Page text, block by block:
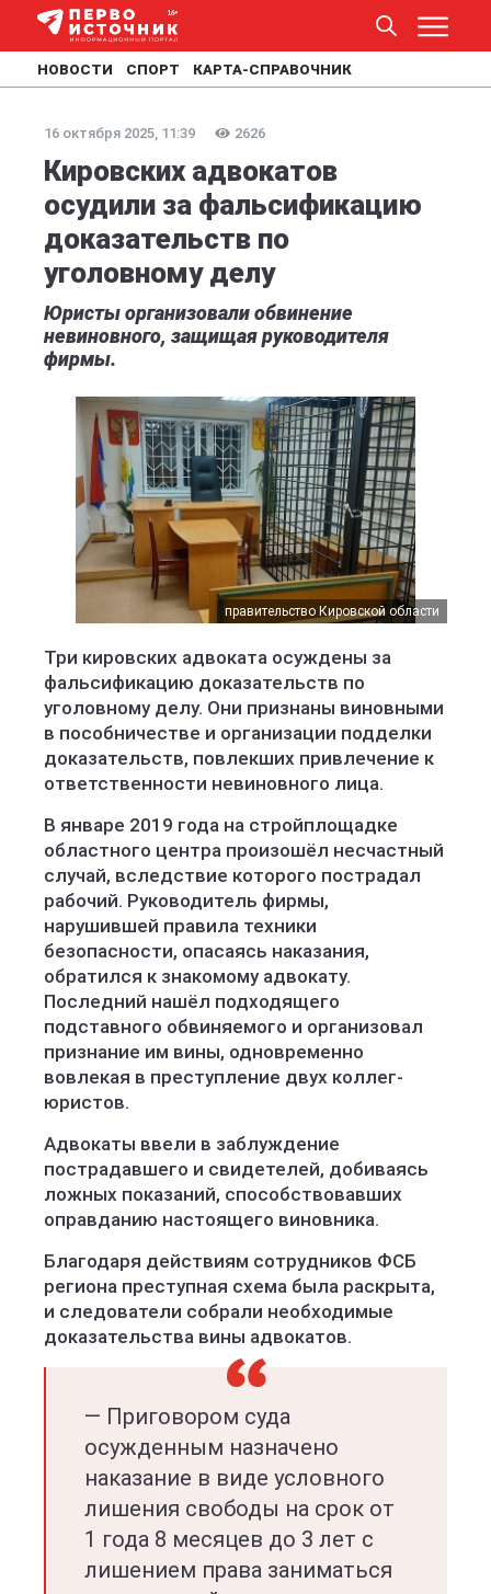
НОВОСТИ СПОРТ КАРТА-СПРАВОЧНИК
16 октября 2025, 11:39 2626
Кировских адвокатов
осудили за фальсификацию
доказательств по
уголовному делу
Юристы организовали обвинение
невиновного, защищая руководителя
фирмы.
правительство Кировской области
Три кировских адвоката осуждены за
фальсификацию доказательств по
уголовному делу. Они признаны виновными
в пособничестве и организации подделки
доказательств, повлекших привлечение к
ответственности невиновного лица.
В январе 2019 года на стройплощадке
областного центра произошёл несчастный
случай, вследствие которого пострадал
рабочий. Руководитель фирмы,
нарушившей правила техники
безопасности, опасаясь наказания,
обратился к знакомому адвокату.
Последний нашёл подходящего
подставного обвиняемого и организовал
признание им вины, одновременно
вовлекая в преступление двух коллег-
юристов.
Адвокаты ввели в заблуждение
пострадавшего и свидетелей, добиваясь
ложных показаний, способствовавших
оправданию настоящего виновника.
Благодаря действиям сотрудников ФСБ
региона преступная схема была раскрыта,
и следователи собрали необходимые
доказательства вины адвокатов.
— Приговором суда
осужденным назначено
наказание в виде условного
лишения свободы на срок от
1 года 8 месяцев до 3 лет с
лишением права заниматься